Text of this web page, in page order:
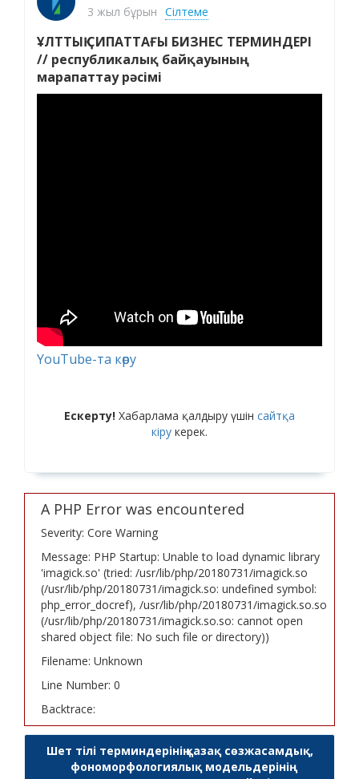
3 жыл бұрын Сілтеме
ҰЛТТЫҚ СИПАТТАҒЫ БИЗНЕС ТЕРМИНДЕРІ
// республикалық байқауының
марапаттау рәсімі
YouTube-та көру
Ескерту! Хабарлама қалдыру үшін сайтқа
кіру керек.
A PHP Error was encountered
Severity: Core Warning
Message: PHP Startup: Unable to load dynamic library
'imagick.so' (tried: /usr/lib/php/20180731/imagick.so
(/usr/lib/php/20180731/imagick.so: undefined symbol:
php_error_docref), /usr/lib/php/20180731/imagick.so.so
(/usr/lib/php/20180731/imagick.so.so: cannot open
shared object file: No such file or directory))
Filename: Unknown
Line Number: 0
Backtrace:
Шет тілі терминдерінің қазақ сөзжасамдық,
фономорфологиялық модельдерінің